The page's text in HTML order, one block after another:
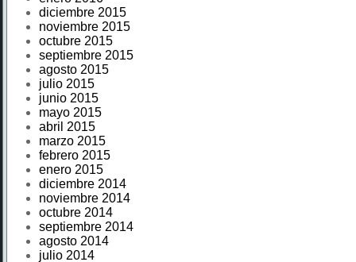
diciembre 2015
noviembre 2015
octubre 2015
septiembre 2015
agosto 2015
julio 2015
junio 2015
mayo 2015
abril 2015
marzo 2015
febrero 2015
enero 2015
diciembre 2014
noviembre 2014
octubre 2014
septiembre 2014
agosto 2014
julio 2014